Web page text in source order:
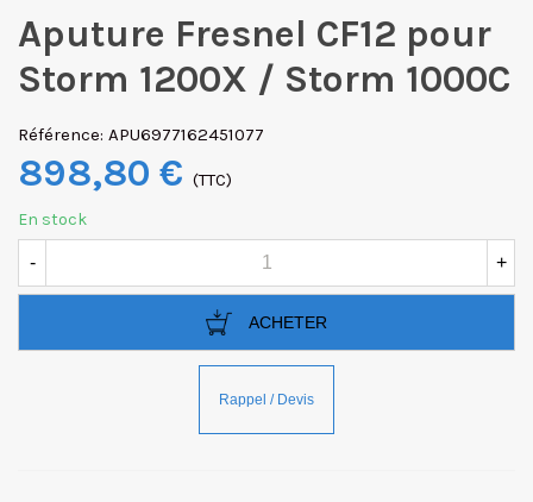
Aputure Fresnel CF12 pour
Storm 1200X / Storm 1000C
Référence: APU6977162451077
898,80 € (TTC)
En stock
- +
ACHETER